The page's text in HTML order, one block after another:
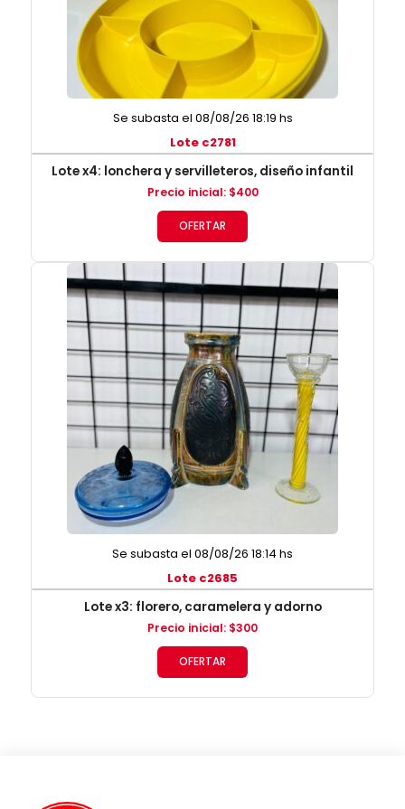
Se subasta el 08/08/26 18:19 hs
Lote c2781
Lote x4: lonchera y servilleteros, diseño infantil
Precio inicial: $400
OFERTAR
Se subasta el 08/08/26 18:14 hs
Lote c2685
Lote x3: florero, caramelera y adorno
Precio inicial: $300
OFERTAR